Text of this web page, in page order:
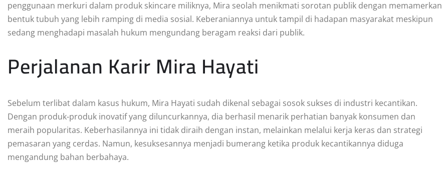
penggunaan merkuri dalam produk skincare miliknya, Mira seolah menikmati sorotan publik dengan memamerkan
bentuk tubuh yang lebih ramping di media sosial. Keberaniannya untuk tampil di hadapan masyarakat meskipun
sedang menghadapi masalah hukum mengundang beragam reaksi dari publik.
Perjalanan Karir Mira Hayati
Sebelum terlibat dalam kasus hukum, Mira Hayati sudah dikenal sebagai sosok sukses di industri kecantikan.
Dengan produk-produk inovatif yang diluncurkannya, dia berhasil menarik perhatian banyak konsumen dan
meraih popularitas. Keberhasilannya ini tidak diraih dengan instan, melainkan melalui kerja keras dan strategi
pemasaran yang cerdas. Namun, kesuksesannya menjadi bumerang ketika produk kecantikannya diduga
mengandung bahan berbahaya.